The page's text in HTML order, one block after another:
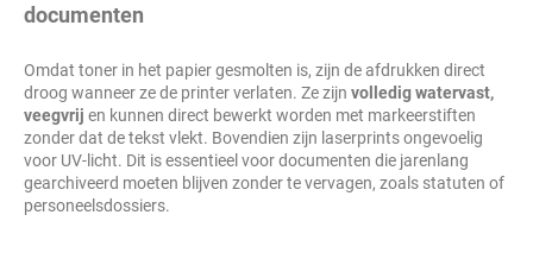
documenten
Omdat toner in het papier gesmolten is, zijn de afdrukken direct
droog wanneer ze de printer verlaten. Ze zijn volledig watervast,
veegvrij en kunnen direct bewerkt worden met markeerstiften
zonder dat de tekst vlekt. Bovendien zijn laserprints ongevoelig
voor UV-licht. Dit is essentieel voor documenten die jarenlang
gearchiveerd moeten blijven zonder te vervagen, zoals statuten of
personeelsdossiers.